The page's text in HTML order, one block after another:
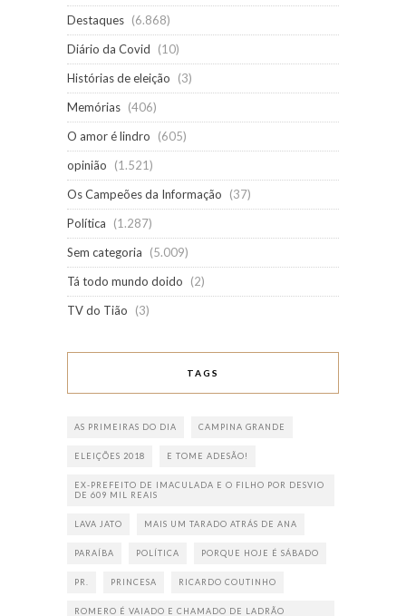
Destaques (6.868)
Diário da Covid
(10)
Histórias de eleição
(3)
Memórias (406)
O amor é lindro
(605)
opinião
(1.521)
Os Campeões da Informação
(37)
Política
(1.287)
Sem categoria
(5.009)
Tá todo mundo doido
(2)
TV do Tião
(3)
TAGS
AS PRIMEIRAS DO DIA CAMPINA GRANDE
ELEIÇÕES 2018 E TOME ADESÃO!
EX-PREFEITO DE IMACULADA E O FILHO POR DESVIO
DE 609 MIL REAIS
LAVA JATO MAIS UM TARADO ATRÁS DE ANA
PARAÍBA POLÍTICA PORQUE HOJE É SÁBADO
PR. PRINCESA RICARDO COUTINHO
ROMERO É VAIADO E CHAMADO DE LADRÃO